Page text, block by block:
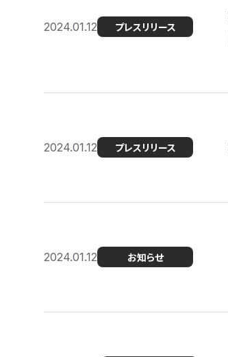
2024.01.12 プレスリリース
2024.01.12 プレスリリース
2024.01.12 お知らせ